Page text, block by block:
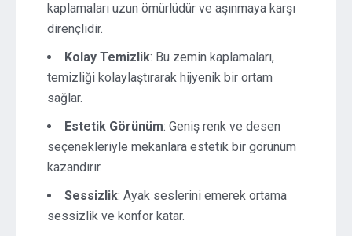
kaplamaları uzun ömürlüdür ve aşınmaya karşı
dirençlidir.
Kolay Temizlik: Bu zemin kaplamaları,
temizliği kolaylaştırarak hijyenik bir ortam
sağlar.
Estetik Görünüm: Geniş renk ve desen
seçenekleriyle mekanlara estetik bir görünüm
kazandırır.
Sessizlik: Ayak seslerini emerek ortama
sessizlik ve konfor katar.